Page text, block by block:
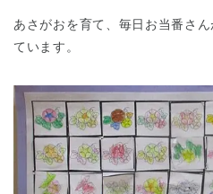
あさがおを育て、毎日お当番さ
ています。